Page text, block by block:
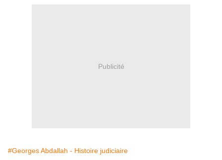
Publicité
#Georges Abdallah - Histoire judiciaire